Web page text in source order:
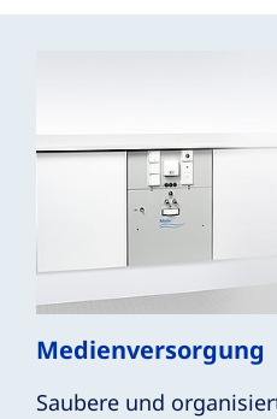
Medienversorgung
Saubere und